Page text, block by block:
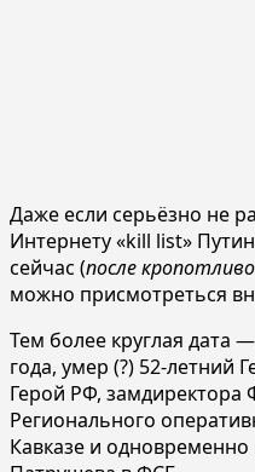
Даже если серьёзно не
Интернету «kill list»
сейчас (после
можно присмотреться
Тем более круглая дата
года, умер (?) 52-летний
Герой РФ, замдиректора
Регионального
Кавказе и